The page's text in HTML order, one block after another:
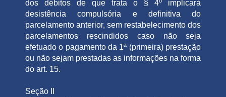
dos débitos de que trata o § 4º implicará
desistência compulsória e definitiva do
parcelamento anterior, sem restabelecimento dos
parcelamentos rescindidos caso não seja
efetuado o pagamento da 1ª (primeira) prestação
ou não sejam prestadas as informações na forma
do art. 15.
Seção II